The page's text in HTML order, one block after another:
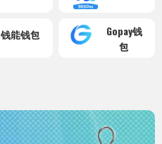
钱能钱包
Gopay钱
包